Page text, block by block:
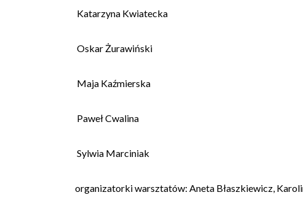
Katarzyna Kwiatecka
Oskar Żurawiński
Maja Kaźmierska
Paweł Cwalina
Sylwia Marciniak
organizatorki warsztatów: Aneta Błaszkiewicz,